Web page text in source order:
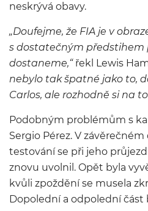
neskrývá obavy.
„Doufejme, že FIA je v
s dostatečným předstihem
dostaneme,“řekl Lewis
nebylo tak špatné jako to,
Carlos, ale rozhodně si na
Podobným problémům s
Sergio Pérez. V
testování se při jeho
znovu uvolnil. Opět byla
kvůli zpoždění se musela
Dopolední a odpolední část